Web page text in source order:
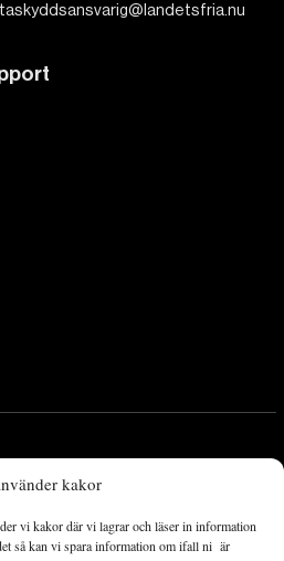
kakor
vi kakor där vi lagrar och läser in information
så kan vi spara information om ifall ni är
med bred bevakning av